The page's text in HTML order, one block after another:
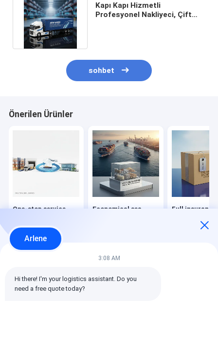
Kapı Kapı Hizmetli
Profesyonel Nakliyeci, Çift
sohbet
Önerilen Ürünler
One-stop service
overseas destination
En iyi fiyat
Economical sea
Full insurance
international
shipping for
Ana
sayfa
Hakkımızda
Bize
Arlene
3:08 AM
Hi there! I'm your logistics assistant. Do you
need a free quote today?